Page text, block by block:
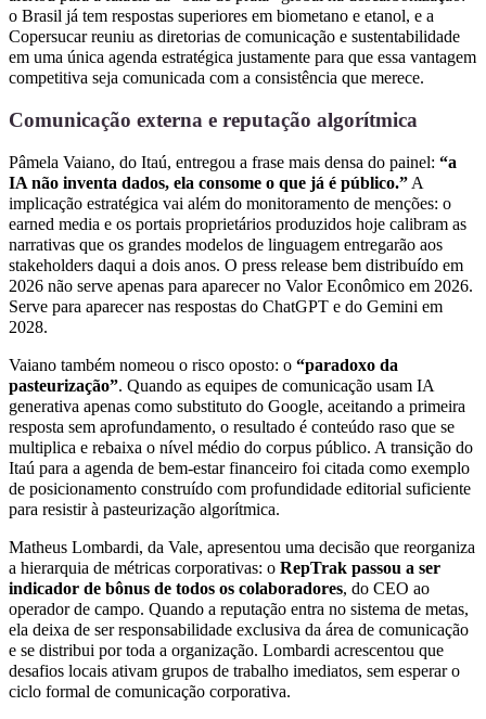
o Brasil já tem respostas superiores em biometano e etanol, e a
Copersucar reuniu as diretorias de comunicação e sustentabilidade
em uma única agenda estratégica justamente para que essa vantagem
competitiva seja comunicada com a consistência que merece.
Comunicação externa e reputação algorítmica
Pâmela Vaiano, do Itaú, entregou a frase mais densa do painel: “a
IA não inventa dados, ela consome o que já é público.” A
implicação estratégica vai além do monitoramento de menções: o
earned media e os portais proprietários produzidos hoje calibram as
narrativas que os grandes modelos de linguagem entregarão aos
stakeholders daqui a dois anos. O press release bem distribuído em
2026 não serve apenas para aparecer no Valor Econômico em 2026.
Serve para aparecer nas respostas do ChatGPT e do Gemini em
2028.
Vaiano também nomeou o risco oposto: o “paradoxo da
pasteurização”. Quando as equipes de comunicação usam IA
generativa apenas como substituto do Google, aceitando a primeira
resposta sem aprofundamento, o resultado é conteúdo raso que se
multiplica e rebaixa o nível médio do corpus público. A transição do
Itaú para a agenda de bem-estar financeiro foi citada como exemplo
de posicionamento construído com profundidade editorial suficiente
para resistir à pasteurização algorítmica.
Matheus Lombardi, da Vale, apresentou uma decisão que reorganiza
a hierarquia de métricas corporativas: o RepTrak passou a ser
indicador de bônus de todos os colaboradores, do CEO ao
operador de campo. Quando a reputação entra no sistema de metas,
ela deixa de ser responsabilidade exclusiva da área de comunicação
e se distribui por toda a organização. Lombardi acrescentou que
desafios locais ativam grupos de trabalho imediatos, sem esperar o
ciclo formal de comunicação corporativa.